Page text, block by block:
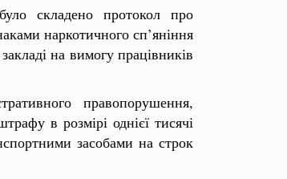
складено протокол про
наркотичного сп’яніння
на вимогу працівників
правопорушення,
в розмірі однієї тисячі
засобами на строк